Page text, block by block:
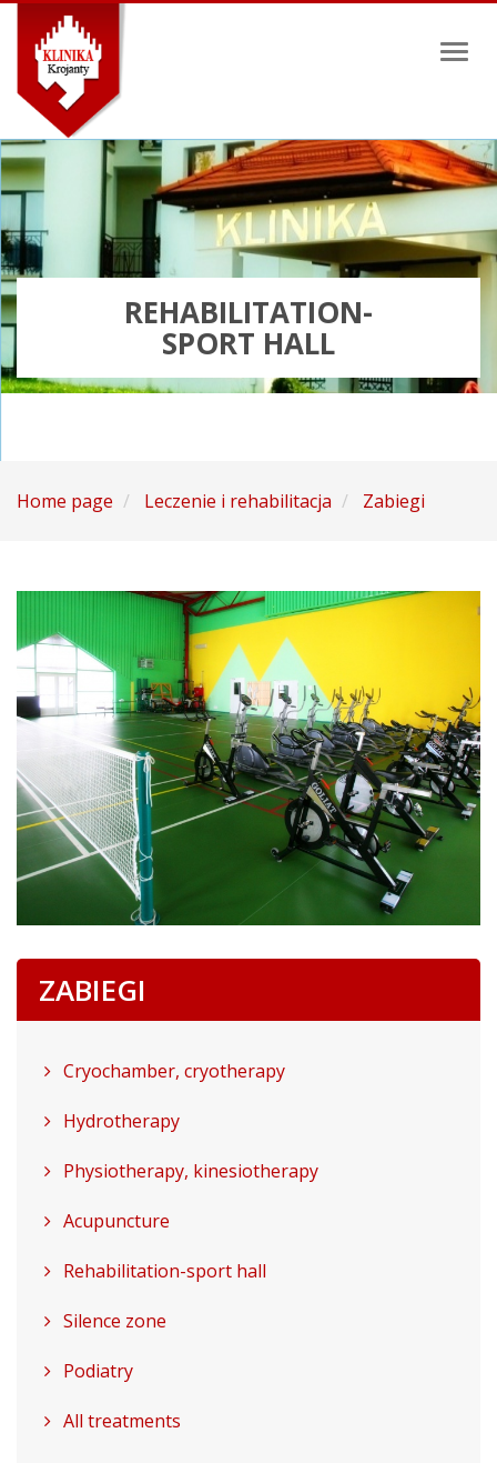
Toggle
REHABILITATION-
SPORT HALL
Home page Leczenie i rehabilitacja Zabiegi
ZABIEGI
Cryochamber, cryotherapy
Hydrotherapy
Physiotherapy, kinesiotherapy
Acupuncture
Rehabilitation-sport hall
Silence zone
Podiatry
All treatments